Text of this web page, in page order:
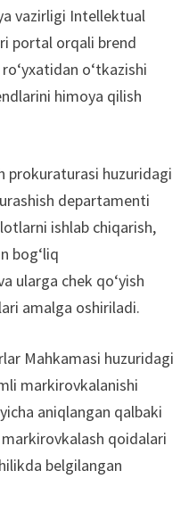
vazirligi Intellektual
portal orqali brend
o‘tkazishi
himoya qilish
prokuraturasi huzuridagi
departamenti
ishlab chiqarish,
bog‘liq
ularga chek qo‘yish
amalga oshiriladi.
Mahkamasi huzuridagi
markirovkalanishi
aniqlangan qalbaki
qoidalari
belgilangan